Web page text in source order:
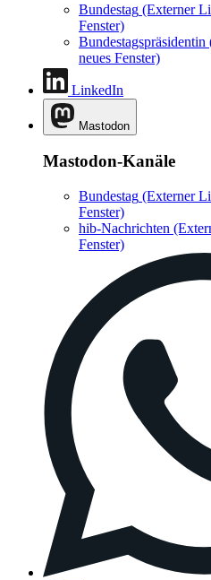
Bundestag (Externer
Fenster)
Bundestagspräsidentin
neues Fenster)
LinkedIn
Mastodon
Mastodon-Kanäle
Bundestag (Externer
Fenster)
hib-Nachrichten
Fenster)